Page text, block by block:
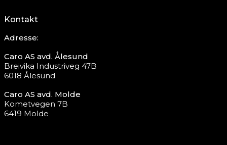
Kontakt
Adresse:
Caro AS avd. Ålesund
Breivika Industriveg 47B
6018 Ålesund
Caro AS avd. Molde
Kometvegen 7B
6419 Molde